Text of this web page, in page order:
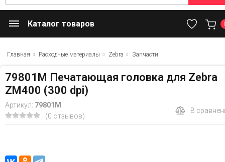
Каталог товаров
Главная Расходные материалы Zebra Запчасти
79801M Печатающая головка для Zebra
ZM400 (300 dpi)
Артикул: 79801M
(0 отзывов)
В